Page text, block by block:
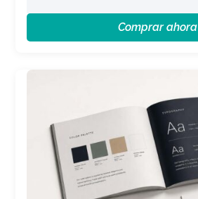
Comprar ahora